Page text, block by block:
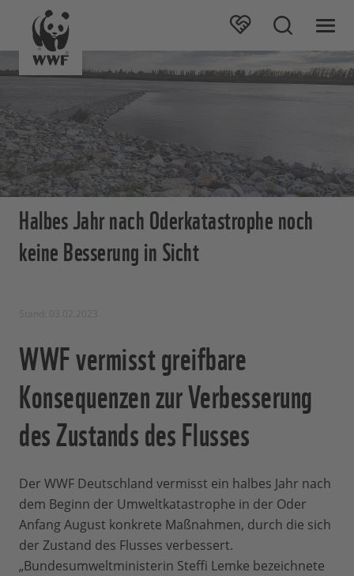
Halbes Jahr nach Oderkatastrophe noch
keine Besserung in Sicht
WWF vermisst greifbare
Konsequenzen zur Verbesserung
des Zustands des Flusses
Der WWF Deutschland vermisst ein halbes Jahr nach
dem Beginn der Umweltkatastrophe in der Oder
Anfang August konkrete Maßnahmen, durch die sich
der Zustand des Flusses verbessert.
„Bundesumweltministerin Steffi Lemke bezeichnete